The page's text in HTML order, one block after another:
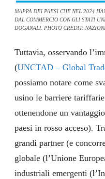
MAPPA DEI PAESI CHE NEL 2024
DAL COMMERCIO CON GLI STATI
DOGANALI. PHOTO CREDIT:
Tuttavia, osservando
(UNCTAD – Global
possiamo notare come
usino le barriere
ottenendone un
paesi in rosso acceso).
grandi partner (e
globale (l’Unione
industriali emergenti